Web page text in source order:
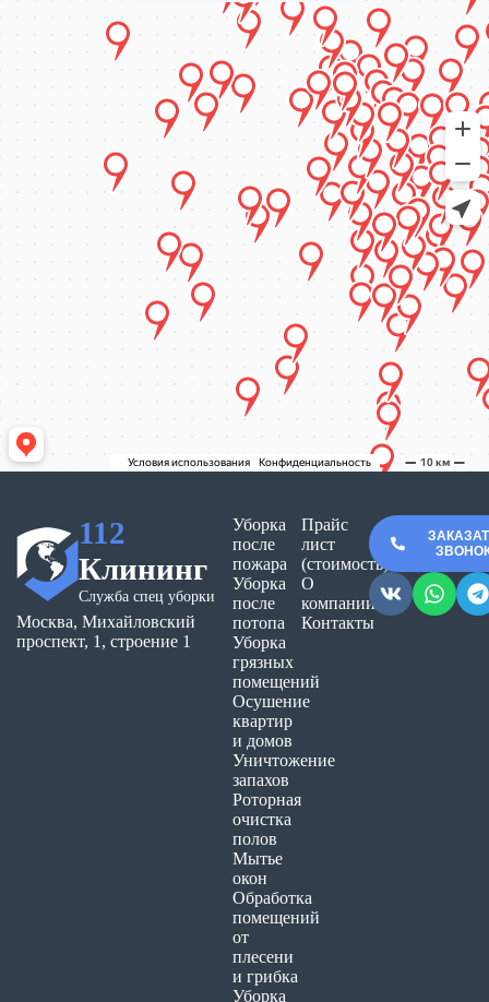
112
Клининг
Служба спец уборки
Москва, Михайловский
проспект, 1, строение 1
Уборка
после
пожара
Уборка
после
потопа
Уборка
грязных
помещений
Осушение
квартир
и домов
Уничтожение
запахов
Роторная
очистка
полов
Мытье
окон
Обработка
помещений
от
плесени
и грибка
Уборка
Прайс
лист
(стоимость)
О
компании
Контакты